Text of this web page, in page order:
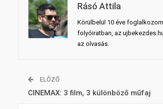
Rásó Attila
Körülbelül 10 éve
folyóiratban, az
az olvasás.
ELŐZŐ
CINEMAX: 3 film, 3 különböző műfaj